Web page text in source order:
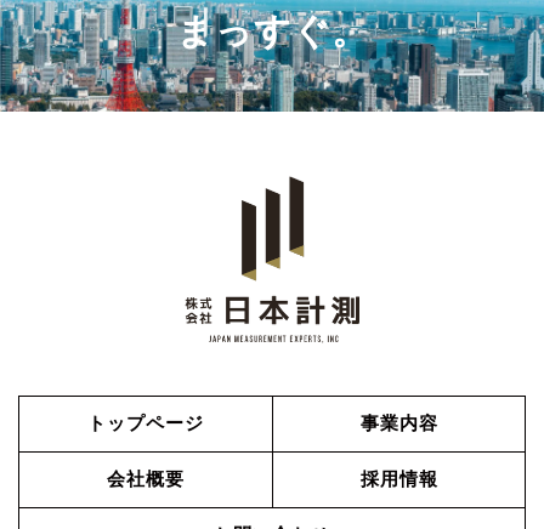
まっすぐ。
トップページ 事業内容
会社概要 採用情報